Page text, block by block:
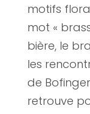
motifs
mot «
bière, le
les
de
retrouve